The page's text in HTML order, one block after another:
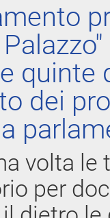
quinte
dei
volta le
per